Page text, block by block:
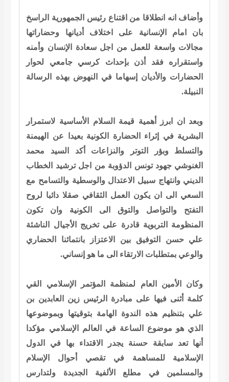
وأضاف انه انطلاقا من اقتناع رئيس الجمهورية الراسخ
بان امام الإنسانية على اختلاف أديانها وحضاراتها
مجالات واسعة للعمل من اجل سعادة الإنسان وأمنه
واستقراره فقد أذن بإحداث كرسي جامعي لحوار
الحضارات والأديان إسهاما في النهوض بهذه الرسالة
النبيلة.
وبعد ان ابرز أهمية قيمة السلام الأساسية لاستمرار
البشرية في إثراء الحضارة الكونية بعيدا عن الهيمنة
والتسلط وبؤر التوتر والنزاعات أكد السيد محمد
الغنوشي جهود تونس الدؤوبة من اجل ترشيد الخطاب
الديني وانتهاج سبيل الاعتدال والوسطية والتسامح مع
السعي الى ان يكون العمل الثقافي صقلا دائبا لروح
التفتح والتواصل والتوق الى الكونية وان تكون
المنظومة التربوية قادرة على تخريج الأجيال الناشئة
علي حسن التوفيق بين الاعتزاز بانتمائنا الحضاري
والوعي بمتطلبات الارتقاء الى ما هو إنساني.
وكان الأمين العام لمنظمة المؤتمر الإسلامي القي
كلمة أثنى فيها على مبادرة الرئيس زين العابدين بن
علي بتنظيم هذه الندوة الهامة بتوقيتها وبموضوعها
الذي هو موضوع الساعة في العالم الإسلامي مؤكدا
أنها تعد سابقة حسنة يجدر الاقتداء بها في الدول
الإسلامية للمساهمة في تقصي أحوال الإسلام
والمسلمين في مطلع الألفية الجديدة ولتدارس